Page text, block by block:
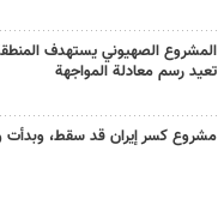
المشروع الصهيوني يستهدف
تعيد رسم معادلة المواجهة
مشروع كسر إيران قد سقط، وبدأت